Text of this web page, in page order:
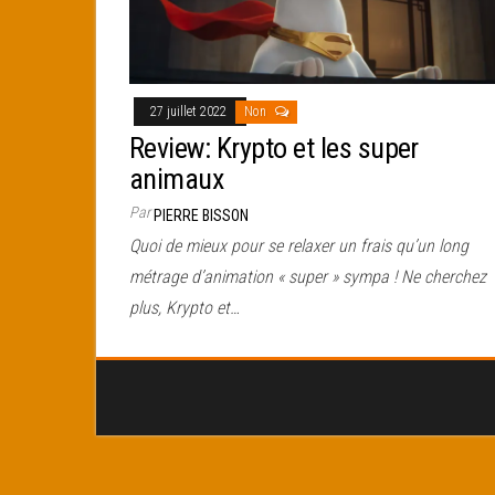
27 juillet 2022 Non
Review: Krypto et les super
animaux
ParPIERRE BISSON
Quoi de mieux pour se relaxer un frais qu’un long
métrage d’animation « super » sympa ! Ne cherchez
plus, Krypto et…